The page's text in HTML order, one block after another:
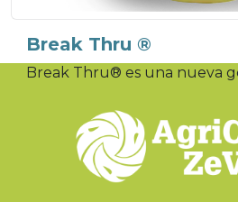
Break Thru ®
Break Thru® es una nueva